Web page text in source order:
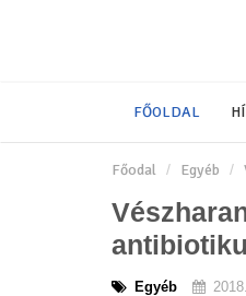
FŐOLDAL
Főodal Egyéb
Egyéb